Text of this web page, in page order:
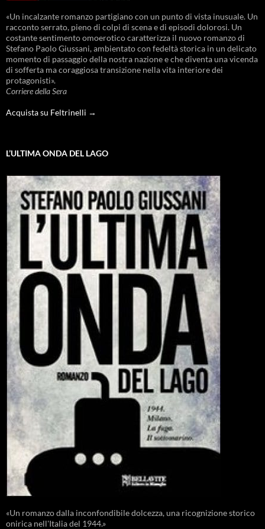
«Un incalzante romanzo partigiano con un punto di vista inusuale. Un
racconto serrato, pieno di colpi di scena e di episodi dolorosi. Un
costante sentimento omoerotico caratterizza il nuovo romanzo di
Stefano Paolo Giussani, ambientato con fedeltà storica in un delicato
momento di passaggio della nostra nazione e che diventa una vicenda
di sofferta ma coraggiosa transizione nella vita interiore dei
protagonisti».
Corriere della Sera
Acquista su Feltrinelli →
L’ULTIMA ONDA DEL LAGO
«Un romanzo dalla inconfondibile dolcezza, una ricognizione storico
onirica nell'Italia del 1944.»